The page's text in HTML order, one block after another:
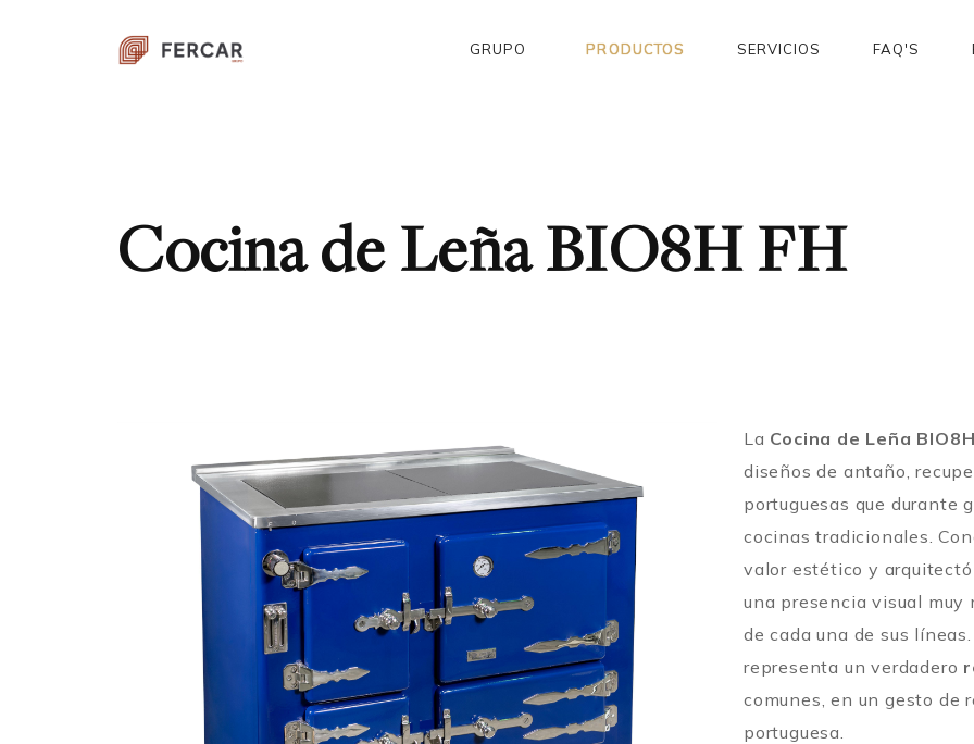
GRUPO PRODUCTOS SERVICIOS FAQ'S
Cocina de Leña BIO8H FH
La Cocina de Leña
diseños de antaño,
portuguesas que durante
cocinas tradicionales.
valor estético y
una presencia visual muy
de cada una de sus
representa un verdadero
comunes, en un gesto de
portuguesa.